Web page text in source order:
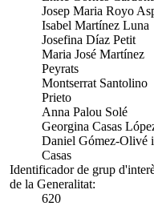
Josep Maria Royo
Isabel Martínez Luna
Josefina Díaz Petit
Maria José Martínez
Peyrats
Montserrat Santolino
Prieto
Anna Palou Solé
Georgina Casas
Daniel Gómez-Olivé i
Casas
Identificador de grup
de la Generalitat:
620